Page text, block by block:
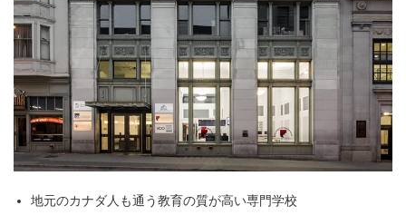
地元のカナダ人も通う教育の質が高い専門学校